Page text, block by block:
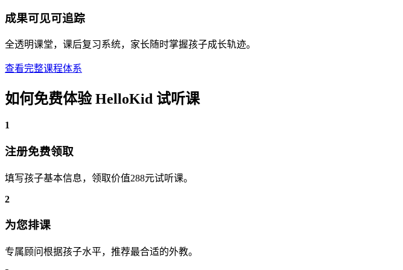
成果可见可追踪
全透明课堂，课后复习系统，家长随时掌握孩子成长轨迹。
查看完整课程体系
如何免费体验 HelloKid 试听课
1
注册免费领取
填写孩子基本信息，领取价值288元试听课。
2
为您排课
专属顾问根据孩子水平，推荐最合适的外教。